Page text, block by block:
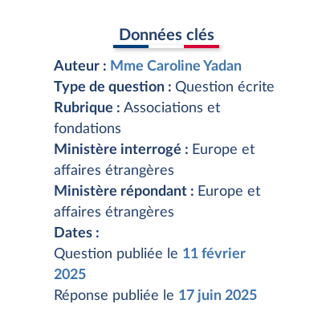
Données clés
Auteur : Mme Caroline Yadan
Type de question : Question écrite
Rubrique : Associations et
fondations
Ministère interrogé : Europe et
affaires étrangères
Ministère répondant : Europe et
affaires étrangères
Dates :
Question publiée le 11 février
2025
Réponse publiée le 17 juin 2025